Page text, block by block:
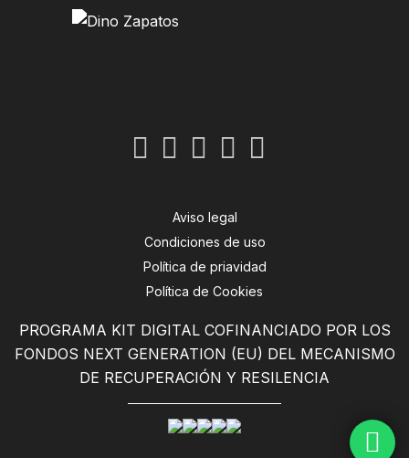
Aviso legal
Condiciones de uso
Política de priavidad
Política de Cookies
PROGRAMA KIT DIGITAL COFINANCIADO POR LOS
FONDOS NEXT GENERATION (EU) DEL MECANISMO
DE RECUPERACIÓN Y RESILENCIA